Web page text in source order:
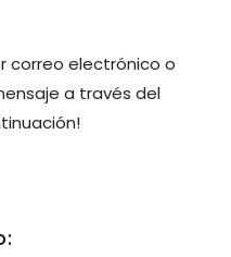
correo electrónico o
a través del